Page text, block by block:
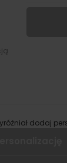
dodaj